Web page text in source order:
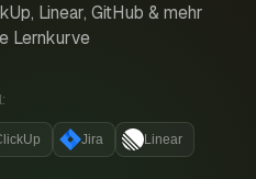
Linear, GitHub & mehr
Lernkurve
Jira Linear